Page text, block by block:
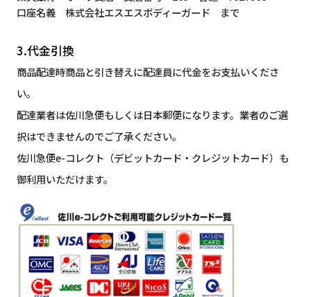
口座名義 株式会社エスエスボディーガード まで
3.代金引換
商品配達時商品と引き替えに配達員に代金をお支払いくださ
い。
配達業者は佐川急便もしくは日本郵便になります。業者のご選
択はできませんのでご了承ください。
佐川急便e-コレクト（デビットカード・クレジットカード）も
御利用いただけます。